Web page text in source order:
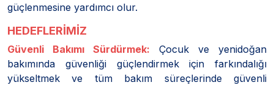
güçlenmesine yardımcı olur.
HEDEFLERİMİZ
Güvenli Bakımı Sürdürmek: Çocuk ve yenidoğan
bakımında güvenliği güçlendirmek için farkındalığı
yükseltmek ve tüm bakım süreçlerinde güvenli